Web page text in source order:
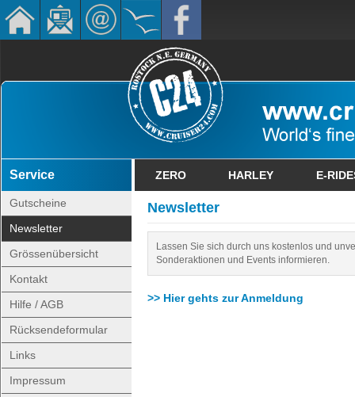
Service
Gutscheine
Newsletter
Grössenübersicht
Kontakt
Hilfe / AGB
Rücksendeformular
Links
Impressum
ZERO HARLEY E-
Newsletter
Lassen Sie sich durch uns kostenlos und
Sonderaktionen und Events informieren.
>> Hier gehts zur Anmeldung